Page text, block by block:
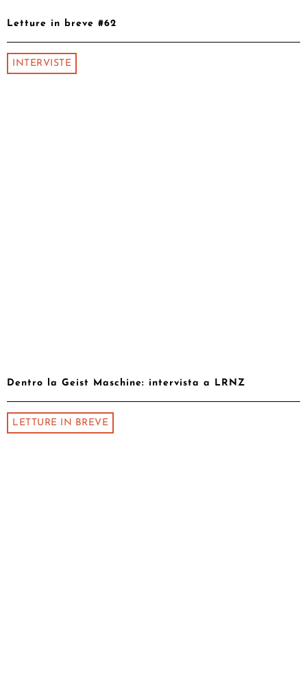
Letture in breve #62
INTERVISTE
Dentro la Geist Maschine: intervista a LRNZ
LETTURE IN BREVE